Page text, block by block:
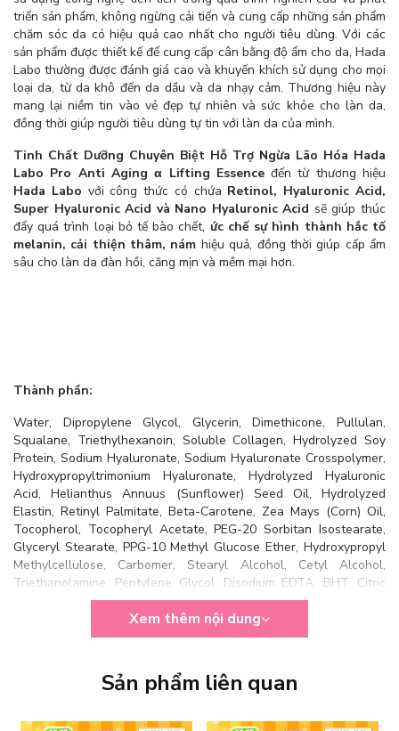
triển sản phẩm, không ngừng cải tiến và cung cấp những sản phẩm
chăm sóc da có hiệu quả cao nhất cho người tiêu dùng. Với các
sản phẩm được thiết kế để cung cấp cân bằng độ ẩm cho da, Hada
Labo thường được đánh giá cao và khuyến khích sử dụng cho mọi
loại da, từ da khô đến da dầu và da nhạy cảm. Thương hiệu này
mang lại niềm tin vào vẻ đẹp tự nhiên và sức khỏe cho làn da,
đồng thời giúp người tiêu dùng tự tin với làn da của mình.
Tinh Chất Dưỡng Chuyên Biệt Hỗ Trợ Ngừa Lão Hóa Hada
Labo Pro Anti Aging α Lifting Essenceđến từ thương hiệu
Hada Labo với công thức có chứa Retinol, Hyaluronic Acid,
Super Hyaluronic Acid và Nano Hyaluronic Acid sẽ giúp thúc
đẩy quá trình loại bỏ tế bào chết, ức chế sự hình thành hắc tố
melanin, cải thiện thâm, nám hiệu quả, đồng thời giúp cấp ẩm
sâu cho làn da đàn hồi, căng mịn và mềm mại hơn.
Thành phần:
Water, Dipropylene Glycol, Glycerin, Dimethicone, Pullulan,
Squalane, Triethylhexanoin, Soluble Collagen, Hydrolyzed Soy
Protein, Sodium Hyaluronate, Sodium Hyaluronate Crosspolymer,
Hydroxypropyltrimonium Hyaluronate, Hydrolyzed Hyaluronic
Acid, Helianthus Annuus (Sunflower) Seed Oil, Hydrolyzed
Elastin, Retinyl Palmitate, Beta-Carotene, Zea Mays (Corn) Oil,
Tocopherol, Tocopheryl Acetate, PEG-20 Sorbitan Isostearate,
Glyceryl Stearate, PPG-10 Methyl Glucose Ether, Hydroxypropyl
Methylcellulose, Carbomer, Stearyl Alcohol, Cetyl Alcohol,
Triethanolamine, Pentylene Glycol, Disodium EDTA, BHT, Citric
Acid, Sodium Citrate, Ethylhexylglycerin, Phenoxyethanol,
Propylparaben, MethylparabenXem thêm nội dung
Sản phẩm liên quan